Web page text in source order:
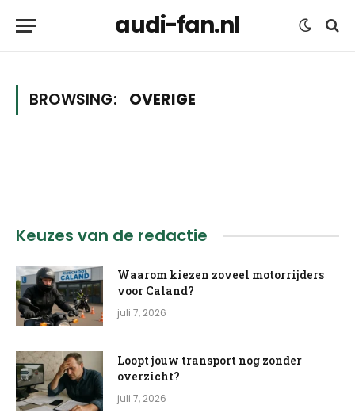
audi-fan.nl
BROWSING: OVERIGE
Keuzes van de redactie
Waarom kiezen zoveel motorrijders
voor Caland?
juli 7, 2026
Loopt jouw transport nog zonder
overzicht?
juli 7, 2026